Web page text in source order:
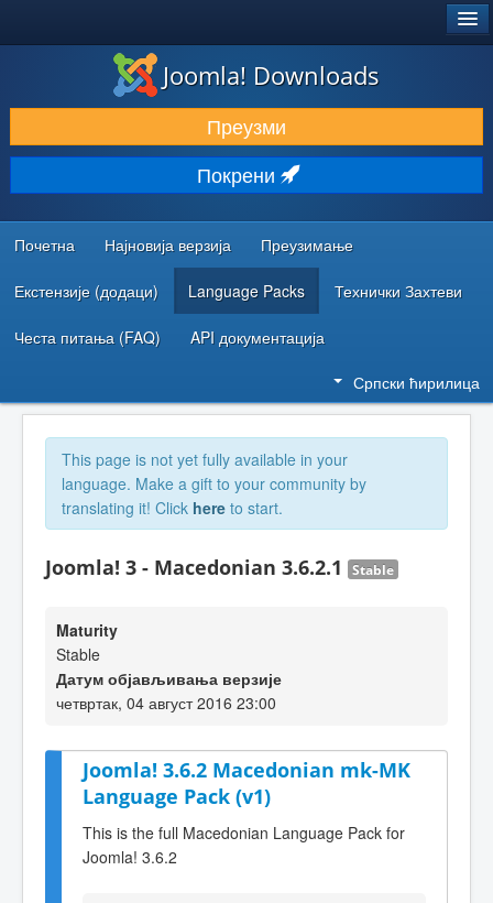
ПРЕУЗИМАЊЕ И ПРОШИРЕЊА (ЕКСТЕНЗИЈЕ)
ОТКРИЈТЕ И НАУЧИТЕ
ЗАЈЕДНИЦА И ПОДРШКА
РЕСУРСИ ЗА РАЗВОЈ
Joomla! Downloads
Преузми
Покрени
Почетна Најновија верзија Преузимање
Екстензије (додаци) Language Packs Технички Захтеви
Честа питања (FAQ) API документација
Српски ћирилица
This page is not yet fully available in your
language. Make a gift to your community by
translating it! Click here to start.
Joomla! 3 - Macedonian 3.6.2.1 Stable
Maturity
Stable
Датум објављивања верзије
четвртак, 04 август 2016 23:00
Joomla! 3.6.2 Macedonian mk-MK
Language Pack (v1)
This is the full Macedonian Language Pack for
Joomla! 3.6.2